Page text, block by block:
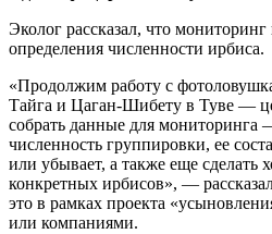
Эколог рассказал, что
определения численности ирбиса.
«Продолжим работу с
Тайга и Цаган-Шибету в Туве —
собрать данные для мониторинга
численность группировки, ее
или убывает, а также еще сделать
конкретных ирбисов», —
это в рамках проекта
или компаниями.